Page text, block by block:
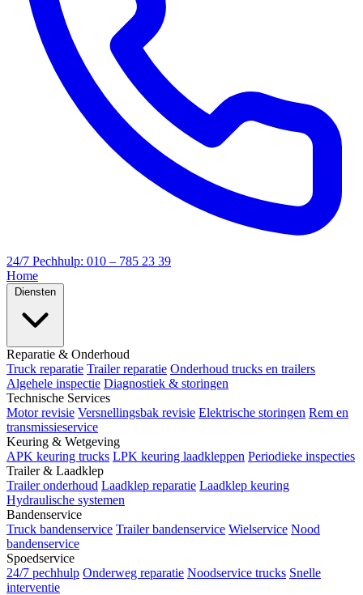
24/7 Pechhulp: 010 – 785 23 39
Home
Reparatie & Onderhoud
Truck reparatie Trailer reparatie Onderhoud trucks en trailers
Algehele inspectie Diagnostiek & storingen
Technische Services
Motor revisie Versnellingsbak revisie Elektrische storingen Rem en
transmissieservice
Keuring & Wetgeving
APK keuring trucks LPK keuring laadkleppen Periodieke inspecties
Trailer & Laadklep
Trailer onderhoud Laadklep reparatie Laadklep keuring
Hydraulische systemen
Bandenservice
Truck bandenservice Trailer bandenservice Wielservice Nood
bandenservice
Spoedservice
24/7 pechhulp Onderweg reparatie Noodservice trucks Snelle
interventie